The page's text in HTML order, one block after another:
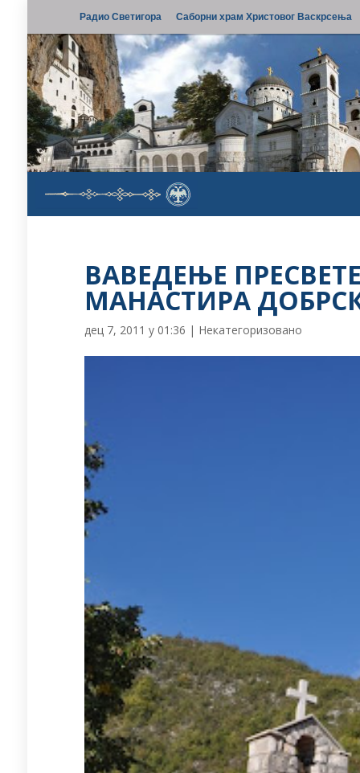
Радио Светигора Саборни храм Христовог Васкрсења
ВАВЕДЕЊЕ
МАНАСТИРА
дец 7, 2011 у 01:36 | Некатегоризовано